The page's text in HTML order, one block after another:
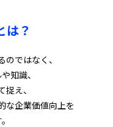
は？
ではなく、
知識、
え、
な企業価値向上を